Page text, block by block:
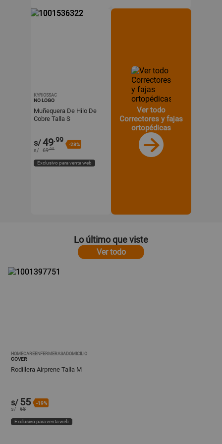
KYRIOSSAC
NO LOGO
Muñequera De Hilo De
Cobre Talla S
s/49.99
-28%
s/ 69.99
Exclusivo para venta web
Ver todo
Correctores y fajas
ortopédicas
Lo último que viste
Ver todo
HOMECAREENFERMERASADOMICILIO
COVER
Rodillera Airprene Talla M
s/ 55 -19%
s/ 68
Exclusivo para venta web